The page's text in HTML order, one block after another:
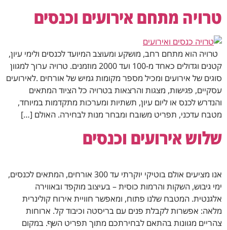
טרויה מתחם אירועים וכנסים
טרויה הוא מתחם רחב, מושקע ומעוצב המיועד לכנסים ולימי עיון,
קטנים וגדולים כאחד מ-100 ועד 2000 מוזמנים. טרויה ערוך למגוון
סוגים של אירועים ומכיל מספר מקומות גמיש של אורחים .לאירועים
עסקיים, פגישות, מצגות והרצאות בטרויה כל הציוד המתאים
והנדרש לכנס או ליום עיון, תשתיות ומערכות מתקדמות במיוחד,
מטבח עדכני, תפריט משובח ומבחר מנות לבחירה. האולם […]
שלוש אירועים וכנסים
אנו מציעים אולם בוטיקי יוקרתי עד 300 אורחים, המתאים לכנסים,
ימי גיבוש, השקות והרמות כוסית – בעיצוב מוקפד ובאווירה
אלגנטית. המטבח שלנו פתוח, ומאפשר חוויית אירוח קולינרית
מלאה: אפשרות לקבלת פנים עם בריסטה וכיבוד קל. ארוחות
צהריים מגוונות בהתאם לבחירתכם מתוך תפריט השף. במקום